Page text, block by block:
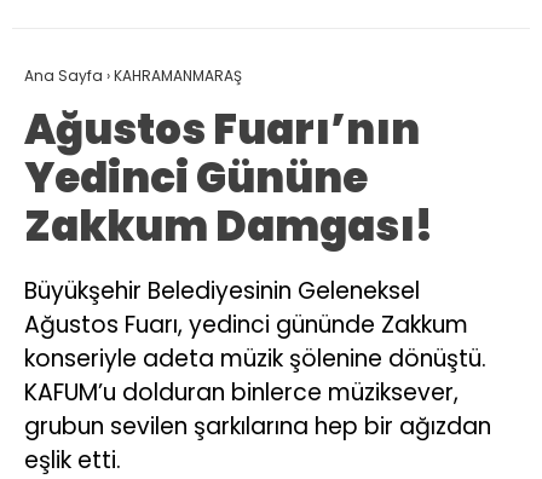
Ana Sayfa ›KAHRAMANMARAŞ
Ağustos Fuarı’nın
Yedinci Gününe
Zakkum Damgası!
Büyükşehir Belediyesinin Geleneksel
Ağustos Fuarı, yedinci gününde Zakkum
konseriyle adeta müzik şölenine dönüştü.
KAFUM’u dolduran binlerce müziksever,
grubun sevilen şarkılarına hep bir ağızdan
eşlik etti.